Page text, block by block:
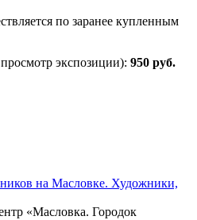
по заранее купленным
экспозиции): 950 руб.
«Масловка. Городок